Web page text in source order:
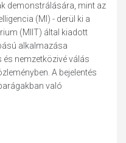
demonstrálására, mint az
(MI) - derül ki a
(MIIT) által kiadott
alkalmazása
nemzetközivé válás
A bejelentés
való